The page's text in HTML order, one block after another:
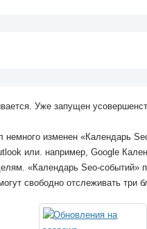
Уже запущен
изменен «Календарь
или. например, Google
«Календарь Seo-событий»
свободно отслеживать три